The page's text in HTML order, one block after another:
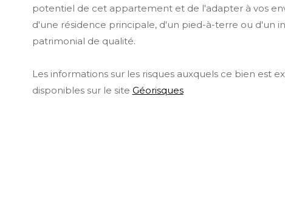
potentiel de cet appartement et de l'adapter à vos
d'une résidence principale, d'un pied-à-terre ou d'un
patrimonial de qualité.
Les informations sur les risques auxquels ce bien est
disponibles sur le site Géorisques